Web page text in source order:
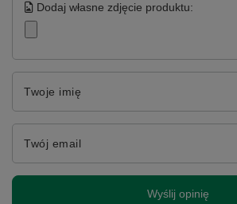
Dodaj własne zdjęcie produktu:
Twoje imię
Twój email
Wyślij opinię